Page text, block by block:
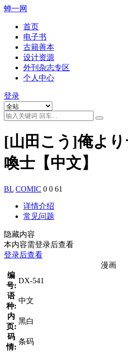
蝉一网
首页
电子书
古籍善本
设计资源
外刊杂志专区
个人中心
登录
[山田こう]俺よ
喚士【中文】
BL COMIC 0 0 61
详情介绍
常见问题
隐藏内容
本内容需登录后查看
登录后查看
漫画
编
号:
DX-541
语
种:
中文
内
页:
黑白
码
情:
条码